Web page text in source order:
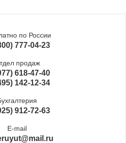
по России
777-04-23
продаж
618-47-40
142-12-34
912-72-63
E-mail